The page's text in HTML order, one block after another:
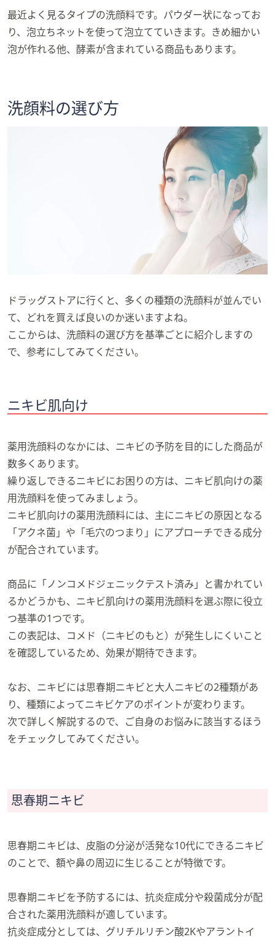
最近よく見るタイプの洗顔料です。パウダー状になってお
り、泡立ちネットを使って泡立てていきます。きめ細かい
泡が作れる他、酵素が含まれている商品もあります。
洗顔料の選び方
ドラッグストアに行くと、多くの種類の洗顔料が並んでい
て、どれを買えば良いのか迷いますよね。
ここからは、洗顔料の選び方を基準ごとに紹介しますの
で、参考にしてみてください。
ニキビ肌向け
薬用洗顔料のなかには、ニキビの予防を目的にした商品が
数多くあります。
繰り返しできるニキビにお困りの方は、ニキビ肌向けの薬
用洗顔料を使ってみましょう。
ニキビ肌向けの薬用洗顔料には、主にニキビの原因となる
「アクネ菌」や「毛穴のつまり」にアプローチできる成分
が配合されています。
商品に「ノンコメドジェニックテスト済み」と書かれてい
るかどうかも、ニキビ肌向けの薬用洗顔料を選ぶ際に役立
つ基準の1つです。
この表記は、コメド（ニキビのもと）が発生しにくいこと
を確認しているため、効果が期待できます。
なお、ニキビには思春期ニキビと大人ニキビの2種類があ
り、種類によってニキビケアのポイントが変わります。
次で詳しく解説するので、ご自身のお悩みに該当するほう
をチェックしてみてください。
思春期ニキビ
思春期ニキビは、皮脂の分泌が活発な10代にできるニキビ
のことで、額や鼻の周辺に生じることが特徴です。
思春期ニキビを予防するには、抗炎症成分や殺菌成分が配
合された薬用洗顔料が適しています。
抗炎症成分としては、グリチルリチン酸2Kやアラントイ